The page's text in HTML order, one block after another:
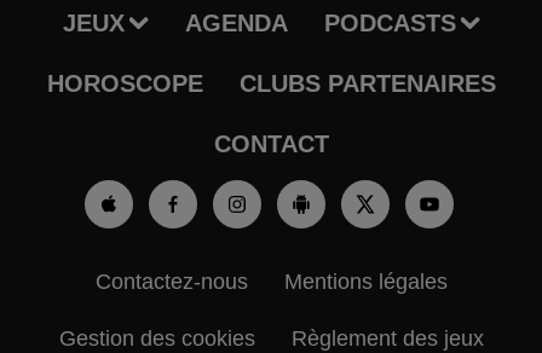
JEUX AGENDA PODCASTS
HOROSCOPE CLUBS PARTENAIRES
CONTACT
Contactez-nous Mentions légales
Gestion des cookies Règlement des jeux